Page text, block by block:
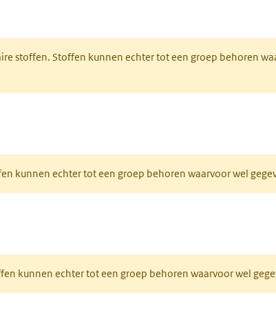
stoffen. Stoffen kunnen echter tot een groep behoren
kunnen echter tot een groep behoren waarvoor wel
kunnen echter tot een groep behoren waarvoor wel